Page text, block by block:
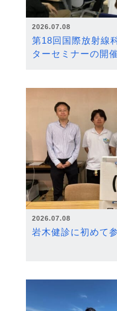
2026.07.08
第18回国際放射線
ターセミナーの開催
2026.07.08
岩木健診に初めて